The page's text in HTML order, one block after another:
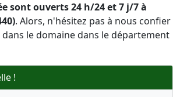
sont ouverts 24 h/24 et 7 j/7 à
. Alors, n'hésitez pas à nous confier
le domaine dans le département
!